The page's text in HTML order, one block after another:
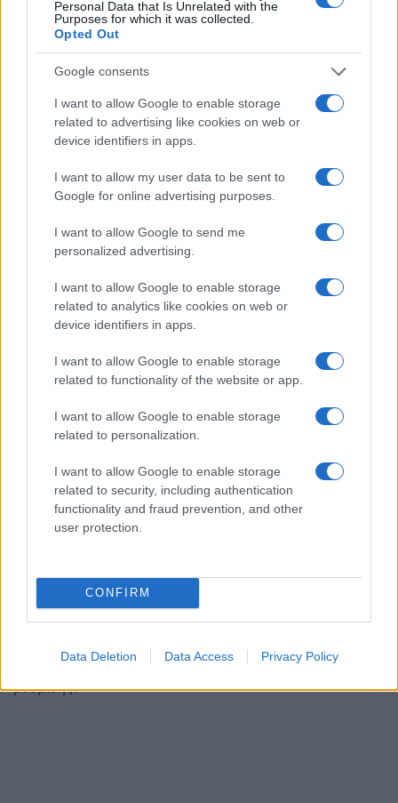
Personal Data that Is Unrelated with the
Purposes for which it was collected.
Opted Out
Google consents
I want to allow Google to enable storage
related to advertising like cookies on web or
device identifiers in apps.
I want to allow my user data to be sent to
Google for online advertising purposes.
I want to allow Google to send me
personalized advertising.
I want to allow Google to enable storage
related to analytics like cookies on web or
device identifiers in apps.
I want to allow Google to enable storage
related to functionality of the website or app.
I want to allow Google to enable storage
related to personalization.
I want to allow Google to enable storage
related to security, including authentication
functionality and fraud prevention, and other
user protection.
CONFIRM
Data Deletion Data Access Privacy Policy
Η εξόφληση των οφειλών μπορεί να πραγματοποιηθεί σε
Παράλληλα, το ελάχιστο ποσό κάθε μηνιαίας δόσης
ορίζεται στα 30 ευρώ, σύμφωνα με τους όρους της
ρύθμισης.